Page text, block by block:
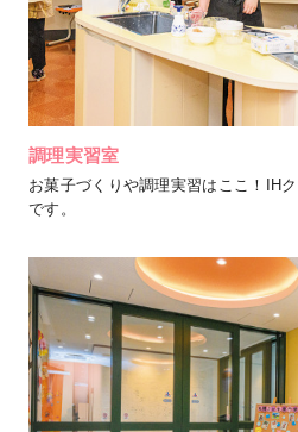
調理実習室
お菓子づくりや調理実習はここ！IH
です。